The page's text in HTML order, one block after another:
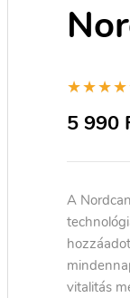
5 990
A
vitalitás